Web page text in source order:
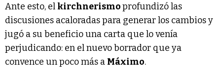
Ante esto, el kirchnerismoprofundizó las
discusiones acaloradas para generar los cambios y
jugó a su beneficio una carta que lo venía
perjudicando: en el nuevo borrador que ya
convence un poco más a Máximo.